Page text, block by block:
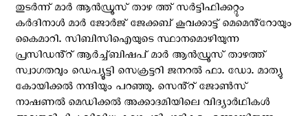
തുടർന്ന് മാർ ആൻഡ്രൂസ് താഴ ത്ത് സർട്ടിഫിക്കറ്റും
കർദിനാൾ മാർ ജോർജ് ജേക്കബ് കൂവക്കാട്ട് മെമെൻ്റോയും
കൈമാറി. സിബിസിഐയുടെ സ്ഥാനമൊഴിയുന്ന
പ്രസിഡൻ്റ് ആർച്ച്ബിഷപ് മാർ ആൻഡ്രൂസ് താഴത്ത്
സ്വാഗതവും ഡെപ്യൂട്ടി സെക്രട്ടറി ജനറൽ ഫാ. ഡോ. മാത്യു
കോയിക്കൽ നന്ദിയും പറഞ്ഞു. സെൻ്റ് ജോൺസ്
നാഷണൽ മെഡിക്കൽ അക്കാദമിയിലെ വിദ്യാർഥികൾ